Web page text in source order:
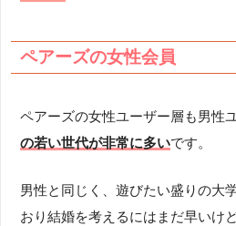
ペアーズの女性会員
ペアーズの女性ユーザー層も男性
の若い世代が非常に多いです。
男性と同じく、遊びたい盛りの大
おり結婚を考えるにはまだ早いけ